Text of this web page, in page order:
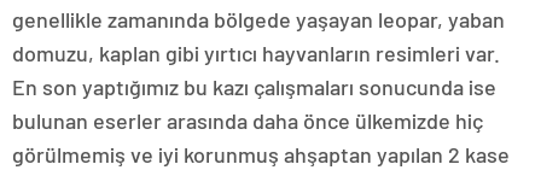
genellikle zamanında bölgede yaşayan leopar, yaban
domuzu, kaplan gibi yırtıcı hayvanların resimleri var.
En son yaptığımız bu kazı çalışmaları sonucunda ise
bulunan eserler arasında daha önce ülkemizde hiç
görülmemiş ve iyi korunmuş ahşaptan yapılan 2 kase